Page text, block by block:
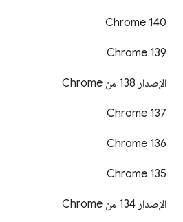
Chrome 140
‫Chrome 139
الإصدار 138 من Chrome
Chrome 137
Chrome 136
Chrome 135
الإصدار 134 من Chrome